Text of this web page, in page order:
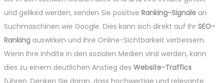
und geliked werden, senden Sie positive Ranking-Signale an
Suchmaschinen wie Google. Dies kann sich direkt auf Ihr SEO-
Ranking auswirken und Ihre Online-Sichtbarkeit verbessern.
Wenn Ihre Inhalte in den sozialen Medien viral werden, kann
dies zu einem deutlichen Anstieg des Website-Traffics